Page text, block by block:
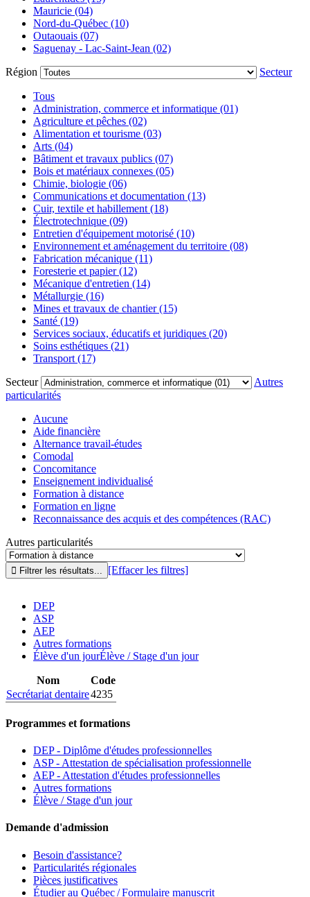
Mauricie (04)
Nord-du-Québec (10)
Outaouais (07)
Saguenay - Lac-Saint-Jean (02)
Région
Secteur
Tous
Administration, commerce et informatique (01)
Agriculture et pêches (02)
Alimentation et tourisme (03)
Arts (04)
Bâtiment et travaux publics (07)
Bois et matériaux connexes (05)
Chimie, biologie (06)
Communications et documentation (13)
Cuir, textile et habillement (18)
Électrotechnique (09)
Entretien d'équipement motorisé (10)
Environnement et aménagement du territoire (08)
Fabrication mécanique (11)
Foresterie et papier (12)
Mécanique d'entretien (14)
Métallurgie (16)
Mines et travaux de chantier (15)
Santé (19)
Services sociaux, éducatifs et juridiques (20)
Soins esthétiques (21)
Transport (17)
Secteur
Autres
particularités
Aucune
Aide financière
Alternance travail-études
Comodal
Concomitance
Enseignement individualisé
Formation à distance
Formation en ligne
Reconnaissance des acquis et des compétences (RAC)
Autres particularités
[Effacer les filtres]
DEP
ASP
AEP
Autres formations
Élève d'un jourÉlève / Stage d'un jour
Nom
Code
Secrétariat dentaire4235
Programmes et formations
DEP - Diplôme d'études professionnelles
ASP - Attestation de spécialisation professionnelle
AEP - Attestation d'études professionnelles
Autres formations
Élève / Stage d'un jour
Demande d'admission
Besoin d'assistance?
Particularités régionales
Pièces justificatives
Étudier au Québec / Formulaire manuscrit